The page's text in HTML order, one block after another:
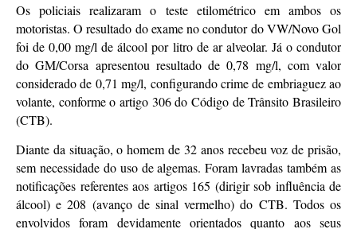
Os policiais realizaram o teste etilométrico em ambos os
motoristas. O resultado do exame no condutor do VW/Novo Gol
foi de 0,00 mg/l de álcool por litro de ar alveolar. Já o condutor
do GM/Corsa apresentou resultado de 0,78 mg/l, com valor
considerado de 0,71 mg/l, configurando crime de embriaguez ao
volante, conforme o artigo 306 do Código de Trânsito Brasileiro
(CTB).
Diante da situação, o homem de 32 anos recebeu voz de prisão,
sem necessidade do uso de algemas. Foram lavradas também as
notificações referentes aos artigos 165 (dirigir sob influência de
álcool) e 208 (avanço de sinal vermelho) do CTB. Todos os
envolvidos foram devidamente orientados quanto aos seus